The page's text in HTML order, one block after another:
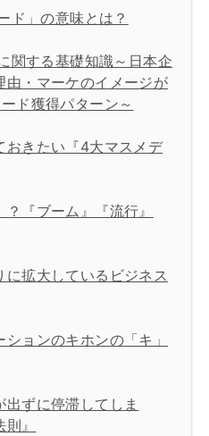
ド」の意味とは？
関する基礎知識～日本企
由・マーケのイメージが
ド獲得パターン～
おきたい『4大マスメデ
『ブーム』『流行』
拡大しているビジネス
ョンのキホンの「キ」
出ずに停滞してしま
』